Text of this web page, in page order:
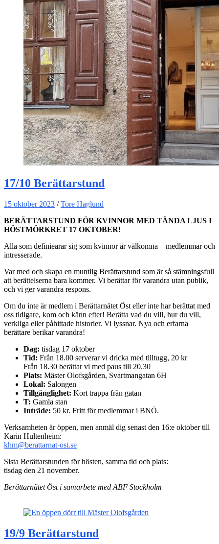
17/10 Berättarstund
15 oktober 2023 /Tore Haglund
BERÄTTARSTUND FÖR KVINNOR MED TÄNDA LJUS I
HÖSTMÖRKRET 17 OKTOBER!
Alla som definiearar sig som kvinnor är välkomna – medlemmar och
intresserade.
Var med och skapa en muntlig Berättarstund som är så stämningsfull
att berättelserna bara kommer. Vi berättar för varandra utan publik,
och vi ger varandra respons.
Om du inte är medlem i Berättarnätet Öst eller inte har berättat med
oss tidigare, kom och känn efter! Berätta vad du vill, hur du vill,
verkliga eller påhittade historier. Vi lyssnar. Nya och erfarna
berättare berikar varandra!
Dag: tisdag 17 oktober
Tid: Från 18.00 serverar vi dricka med tilltugg, 20 kr
Från 18.30 berättar vi med paus till 20.30
Plats: Mäster Olofsgården, Svartmangatan 6H
Lokal: Salongen
Tillgänglighet: Kort trappa från gatan
T: Gamla stan
Inträde: 50 kr. Fritt för medlemmar i BNÖ.
Verksamheten är öppen, men anmäl dig senast den 16:e oktober till
Karin Hultenheim:
khm@berattarnat-ost.se
Sista Berättarstunden för hösten, samma tid och plats:
tisdag den 21 november.
Berättarnätet Öst i samarbete med ABF Stockholm
19/9 Berättarstund